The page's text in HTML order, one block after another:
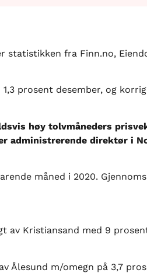
statistikken fra Finn.no,
prosent desember, og
høy tolvmåneders
administrerende direktør i
måned i 2020.
av Kristiansand med 9
Ålesund m/omegn på 3,7